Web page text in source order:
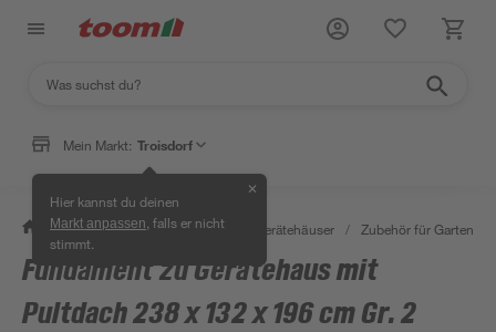
Mein Markt: Troisdorf
Hier kannst du deinen
Markt anpassen , falls er nicht
stimmt.
✕
/ Garten & Freizeit / Garten- & Gerätehäuser / Zubehör für
Fundament zu Gerätehaus mit
Pultdach 238 x 132 x 196 cm Gr. 2